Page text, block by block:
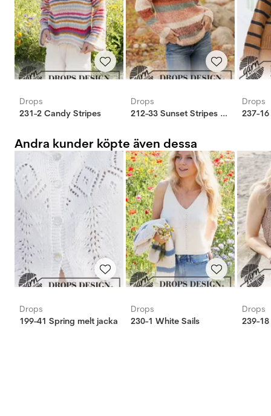
Drops
231-2 Candy Stripes
Drops
212-33 Sunset Stripes tröja
Drops
237-
Andra kunder köpte även dessa
Drops
199-41 Spring melt jacka
Drops
230-1 White Sails
Drops
239-